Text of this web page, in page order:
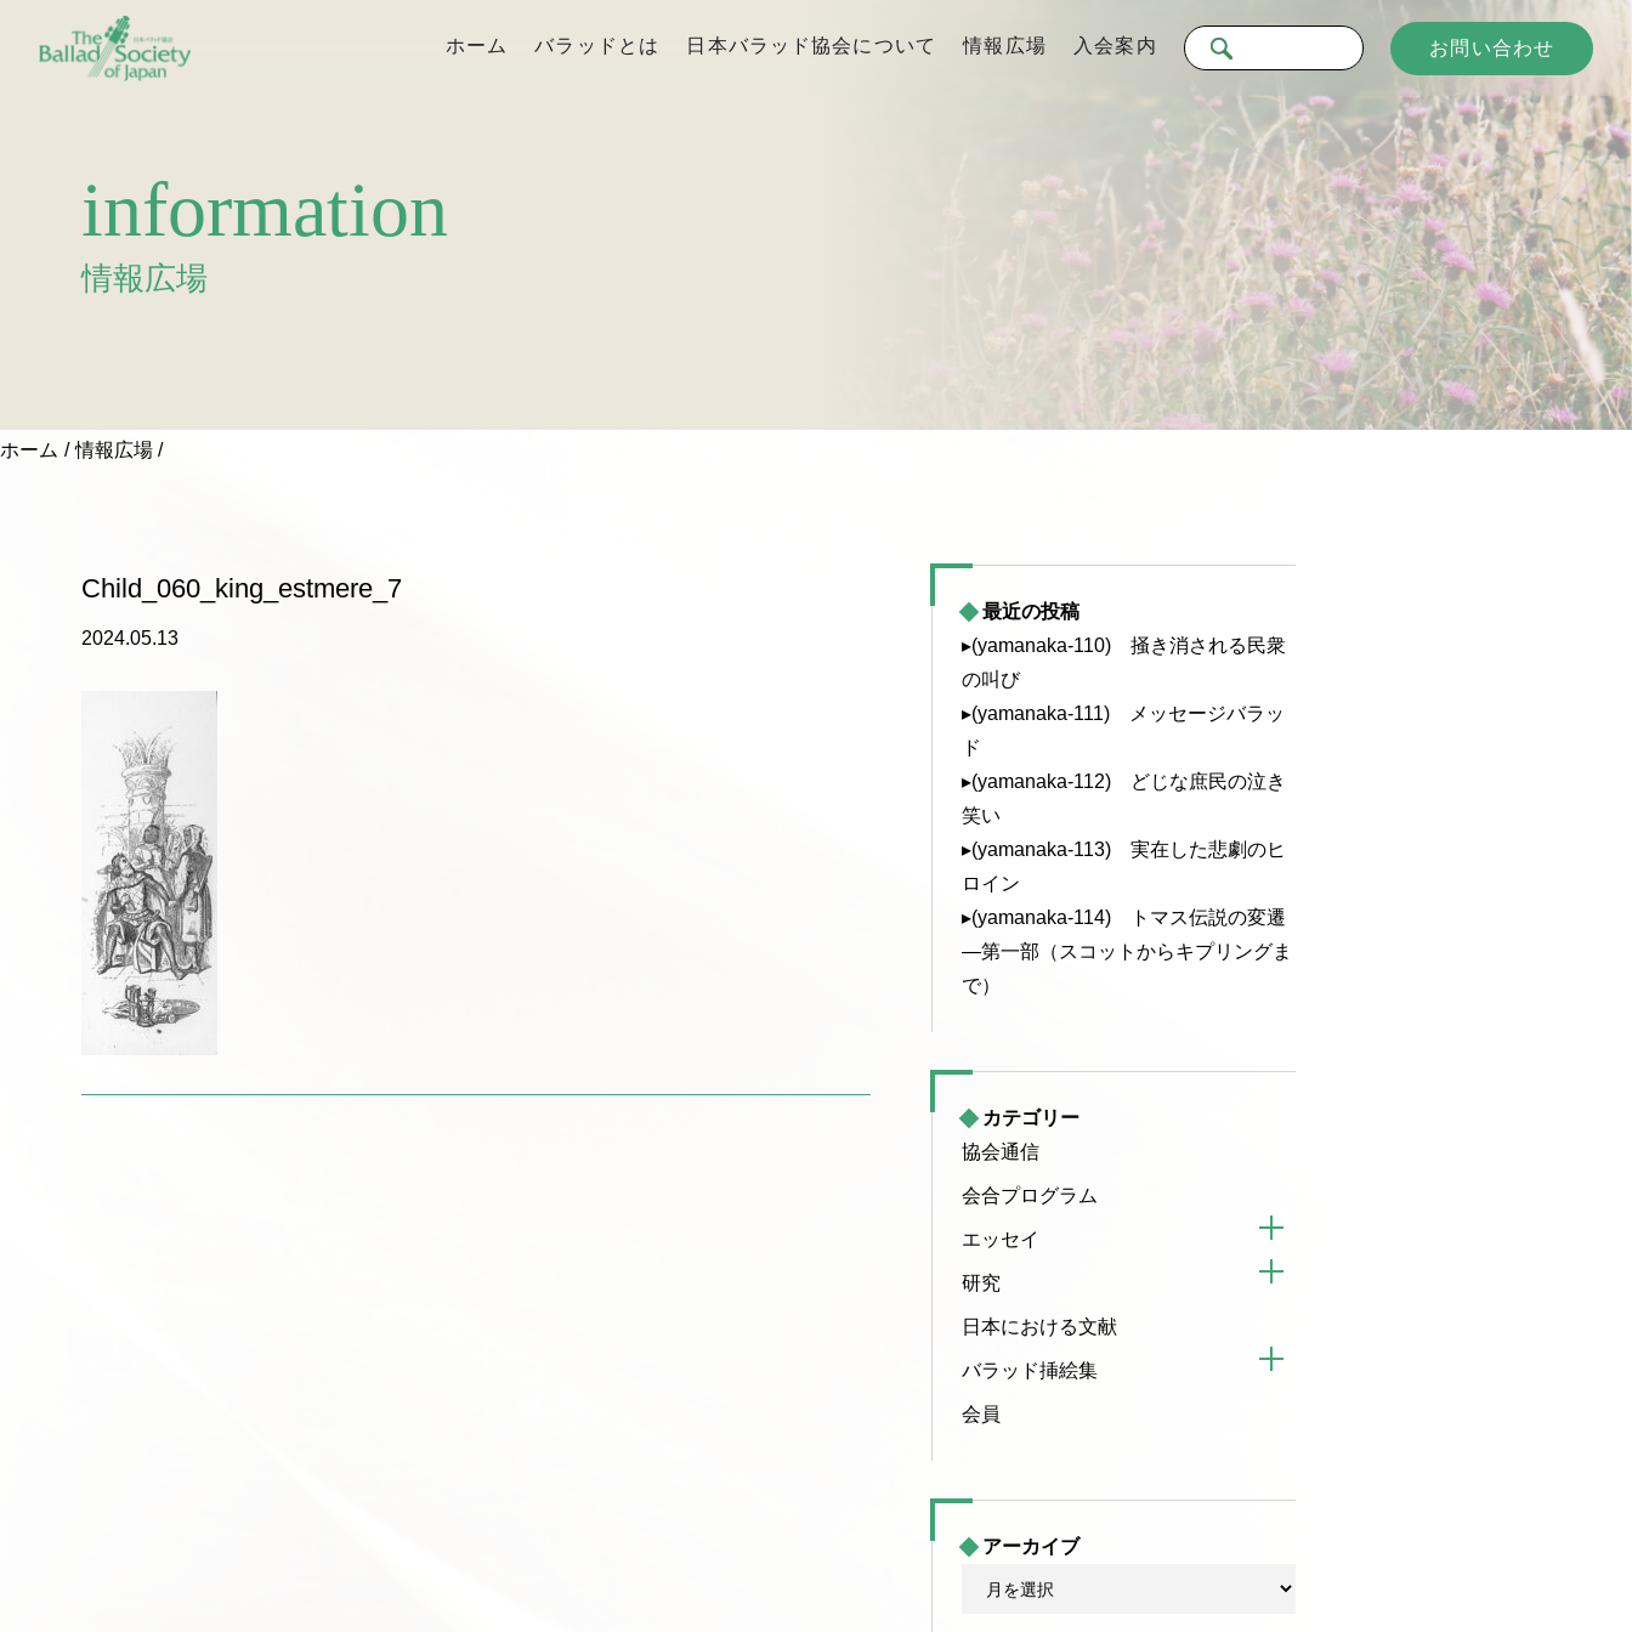
ホーム バラッドとは 日本バラッド協会について 情報広場 入会案内 お問い合わせ
information
情報広場
ホーム 情報広場
Child_060_king_estmere_7
2024.05.13
最近の投稿
▸(yamanaka-110) 掻き消される民衆
の叫び
▸(yamanaka-111) メッセージバラッ
ド
▸(yamanaka-112) どじな庶民の泣き
笑い
▸(yamanaka-113) 実在した悲劇のヒ
ロイン
▸(yamanaka-114) トマス伝説の変遷
—第一部（スコットからキプリングま
で）
カテゴリー
協会通信
会合プログラム
エッセイ
研究
日本における文献
バラッド挿絵集
会員
アーカイブ